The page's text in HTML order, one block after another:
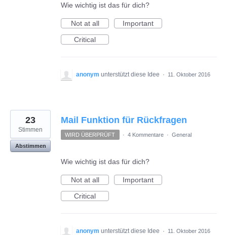
Wie wichtig ist das für dich?
Not at all
Important
Critical
anonym unterstützt diese Idee · 11. Oktober 2016
Mail Funktion für Rückfragen
23
Stimmen
Abstimmen
WIRD ÜBERPRÜFT · 4 Kommentare · General
Wie wichtig ist das für dich?
Not at all
Important
Critical
anonym unterstützt diese Idee · 11. Oktober 2016